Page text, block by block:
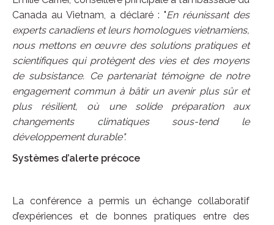
Canada au Vietnam, a déclaré : "En réunissant des
experts canadiens et leurs homologues vietnamiens,
nous mettons en œuvre des solutions pratiques et
scientifiques qui protègent des vies et des moyens
de subsistance. Ce partenariat témoigne de notre
engagement commun à bâtir un avenir plus sûr et
plus résilient, où une solide préparation aux
changements climatiques sous-tend le
développement durable".
Systèmes d’alerte précoce
La conférence a permis un échange collaboratif
d’expériences et de bonnes pratiques entre des